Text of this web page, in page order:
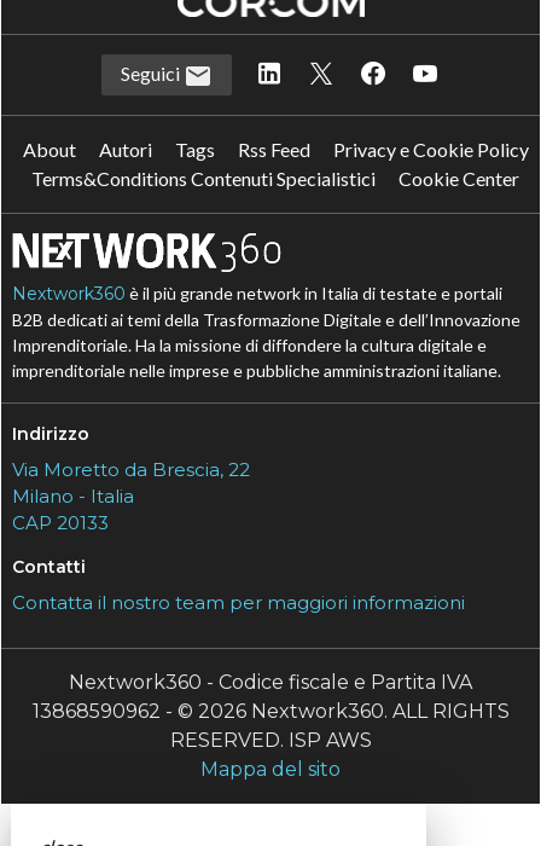
Seguici
About Autori Tags Rss Feed
Privacy e Cookie Policy
Terms&Conditions Contenuti Specialistici
Cookie Center
Nextwork360 è il più grande network in Italia di testate e portali
B2B dedicati ai temi della Trasformazione Digitale e dell’Innovazione
Imprenditoriale. Ha la missione di diffondere la cultura digitale e
imprenditoriale nelle imprese e pubbliche amministrazioni italiane.
Indirizzo
Via Moretto da Brescia, 22
Milano - Italia
CAP 20133
Contatti
Contatta il nostro team per maggiori informazioni
Nextwork360 - Codice fiscale e Partita IVA
13868590962 - © 2026 Nextwork360. ALL RIGHTS
RESERVED. ISP AWS
Mappa del sito